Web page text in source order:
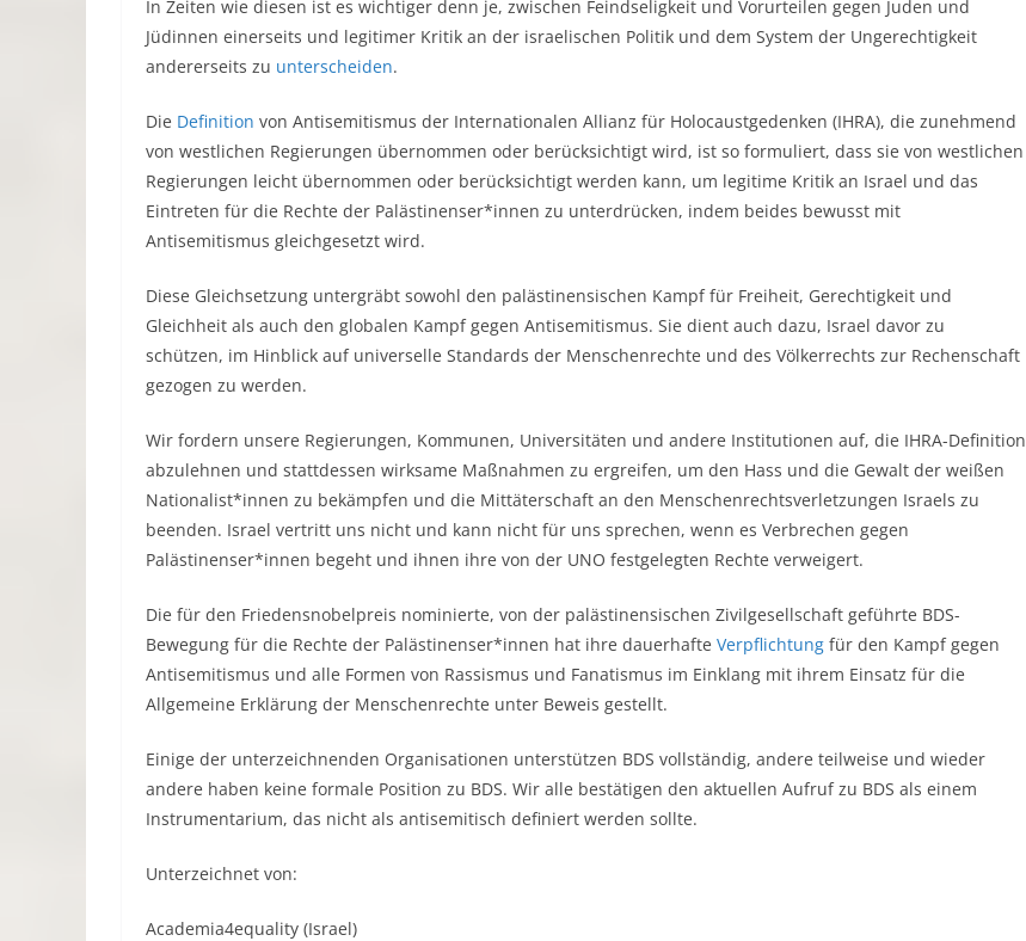
In Zeiten wie diesen ist es wichtiger denn je, zwischen Feindseligkeit und Vorurteilen gegen Juden und
Jüdinnen einerseits und legitimer Kritik an der israelischen Politik und dem System der Ungerechtigkeit
andererseits zu unterscheiden.
Die Definition von Antisemitismus der Internationalen Allianz für Holocaustgedenken (IHRA), die zunehmend
von westlichen Regierungen übernommen oder berücksichtigt wird, ist so formuliert, dass sie von westlichen
Regierungen leicht übernommen oder berücksichtigt werden kann, um legitime Kritik an Israel und das
Eintreten für die Rechte der Palästinenser*innen zu unterdrücken, indem beides bewusst mit
Antisemitismus gleichgesetzt wird.
Diese Gleichsetzung untergräbt sowohl den palästinensischen Kampf für Freiheit, Gerechtigkeit und
Gleichheit als auch den globalen Kampf gegen Antisemitismus. Sie dient auch dazu, Israel davor zu
schützen, im Hinblick auf universelle Standards der Menschenrechte und des Völkerrechts zur Rechenschaft
gezogen zu werden.
Wir fordern unsere Regierungen, Kommunen, Universitäten und andere Institutionen auf, die IHRA-Definition
abzulehnen und stattdessen wirksame Maßnahmen zu ergreifen, um den Hass und die Gewalt der weißen
Nationalist*innen zu bekämpfen und die Mittäterschaft an den Menschenrechtsverletzungen Israels zu
beenden. Israel vertritt uns nicht und kann nicht für uns sprechen, wenn es Verbrechen gegen
Palästinenser*innen begeht und ihnen ihre von der UNO festgelegten Rechte verweigert.
Die für den Friedensnobelpreis nominierte, von der palästinensischen Zivilgesellschaft geführte BDS-
Bewegung für die Rechte der Palästinenser*innen hat ihre dauerhafte Verpflichtung für den Kampf gegen
Antisemitismus und alle Formen von Rassismus und Fanatismus im Einklang mit ihrem Einsatz für die
Allgemeine Erklärung der Menschenrechte unter Beweis gestellt.
Einige der unterzeichnenden Organisationen unterstützen BDS vollständig, andere teilweise und wieder
andere haben keine formale Position zu BDS. Wir alle bestätigen den aktuellen Aufruf zu BDS als einem
Instrumentarium, das nicht als antisemitisch definiert werden sollte.
Unterzeichnet von:
Academia4equality (Israel)